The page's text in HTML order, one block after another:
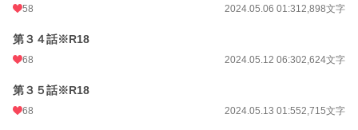
58 2024.05.06 01:312,898文字
第３４話※R18
68 2024.05.12 06:302,624文字
第３５話※R18
68 2024.05.13 01:552,715文字